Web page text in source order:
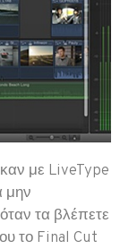
με LiveType
μην
τα βλέπετε
το Final Cut